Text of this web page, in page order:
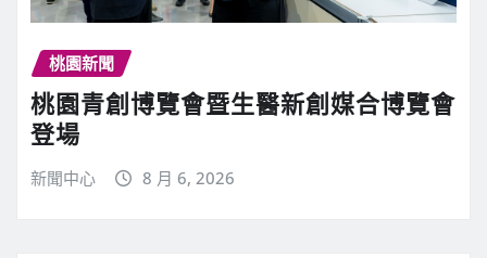
桃園新聞
桃園青創博覽會暨生醫新創媒合博覽會
登場
新聞中心 8 月 6, 2026